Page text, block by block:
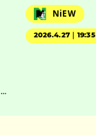
NiEW
2026.4.27｜19:35